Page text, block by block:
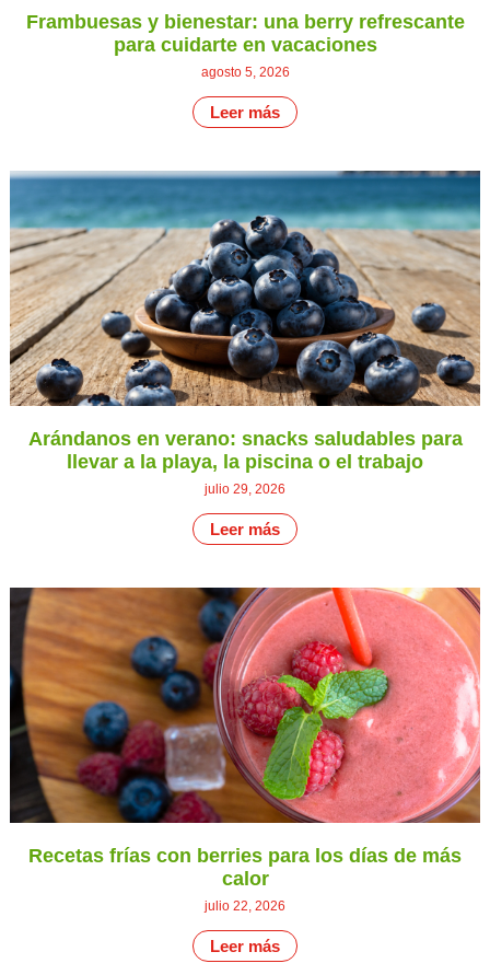
Frambuesas y bienestar: una berry refrescante
para cuidarte en vacaciones
agosto 5, 2026
Leer más
Arándanos en verano: snacks saludables para
llevar a la playa, la piscina o el trabajo
julio 29, 2026
Leer más
Recetas frías con berries para los días de más
calor
julio 22, 2026
Leer más